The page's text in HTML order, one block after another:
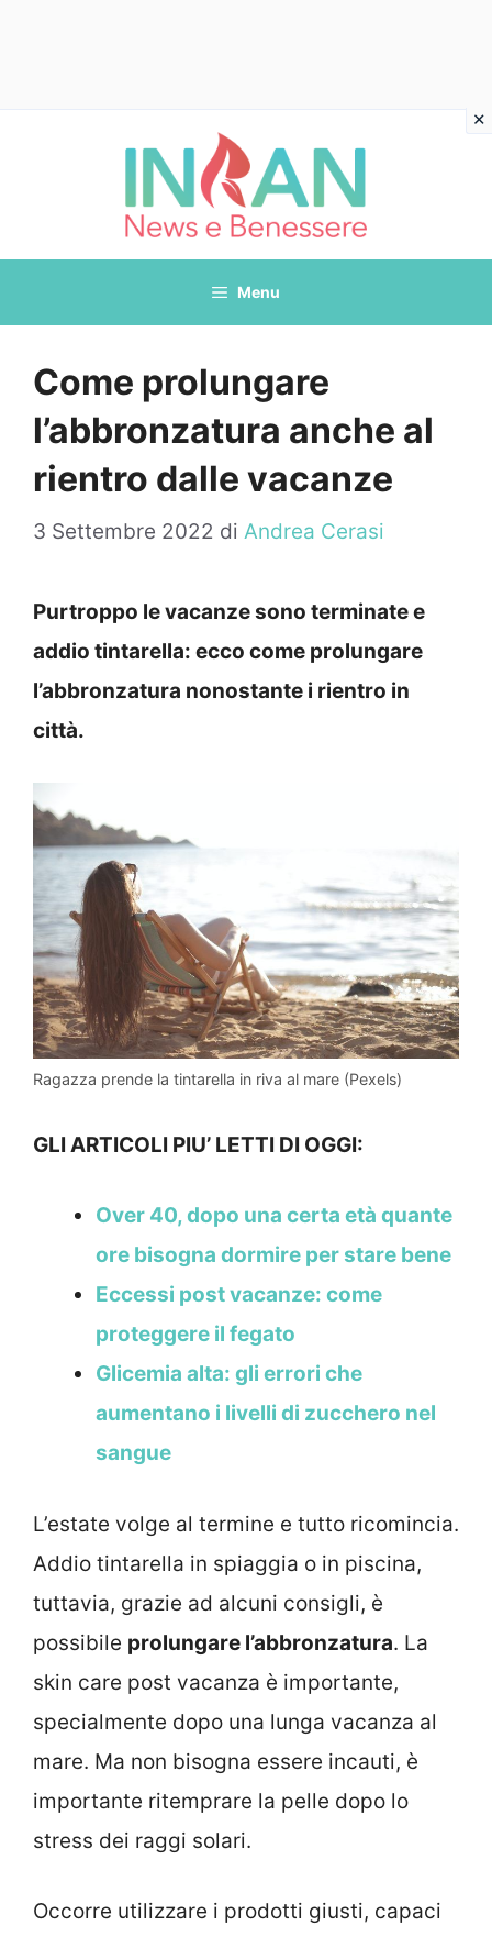
Menu
Come prolungare
l’abbronzatura anche al
rientro dalle vacanze
3 Settembre 2022 di Andrea Cerasi
Purtroppo le vacanze sono terminate e
addio tintarella: ecco come prolungare
l’abbronzatura nonostante i rientro in
città.
Ragazza prende la tintarella in riva al mare (Pexels)
GLI ARTICOLI PIU’ LETTI DI OGGI:
Over 40, dopo una certa età quante
ore bisogna dormire per stare bene
Eccessi post vacanze: come
proteggere il fegato
Glicemia alta: gli errori che
aumentano i livelli di zucchero nel
sangue
L’estate volge al termine e tutto ricomincia.
Addio tintarella in spiaggia o in piscina,
tuttavia, grazie ad alcuni consigli, è
possibile prolungare l’abbronzatura. La
skin care post vacanza è importante,
specialmente dopo una lunga vacanza al
mare. Ma non bisogna essere incauti, è
importante ritemprare la pelle dopo lo
stress dei raggi solari.
Occorre utilizzare i prodotti giusti, capaci